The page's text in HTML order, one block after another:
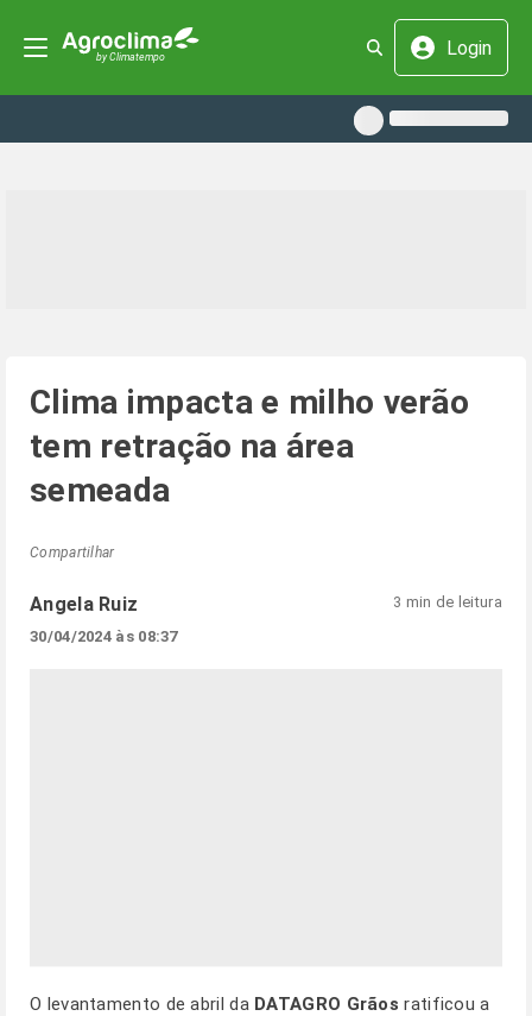
Login
Clima impacta e milho verão
tem retração na área
semeada
Compartilhar
Angela Ruiz
30/04/2024 às 08:37
3 min de leitura
O levantamento de abril da DATAGRO Grãos ratificou a